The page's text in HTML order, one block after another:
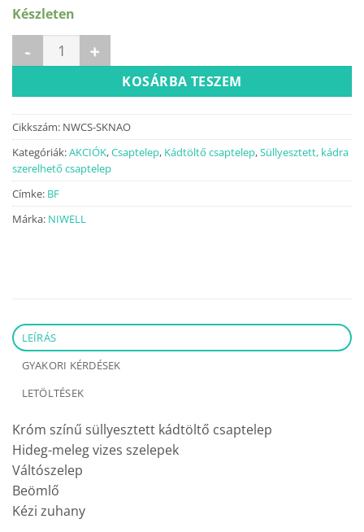
Készleten
NAO süllyesztett kádtöltő csaptelep mennyiség
KOSÁRBA TESZEM
Cikkszám: NWCS-SKNAO
Kategóriák:AKCIÓK,Csaptelep, Kádtöltő csaptelep,Süllyesztett, kádra
szerelhető csaptelep
Címke: BF
Márka: NIWELL
LEÍRÁS
GYAKORI KÉRDÉSEK
LETÖLTÉSEK
Króm színű süllyesztett kádtöltő csaptelep
Hideg-meleg vizes szelepek
Váltószelep
Beömlő
Kézi zuhany